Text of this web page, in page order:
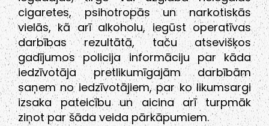
cigaretes, psihotropās un narkotiskās
vielās, kā arī alkoholu, iegūst operatīvas
darbības rezultātā, taču atsevišķos
gadījumos policija informāciju par kāda
iedzīvotāja pretlikumīgajām darbībām
saņem no iedzīvotājiem, par ko likumsargi
izsaka pateicību un aicina arī turpmāk
ziņot par šāda veida pārkāpumiem.